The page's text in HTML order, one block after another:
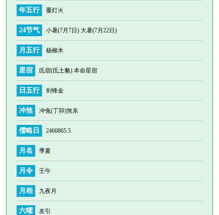
年五行 覆灯火
24节气 小暑(7月7日) 大暑(7月22日)
月五行 杨柳木
星宿 氐宿(氐土貉) 本命星宿
日五行 剑锋金
冲煞 冲兔(丁卯)煞东
儒略日 2460865.5
月名 季夏
月令 壬午
月相 九夜月
六曜 友引